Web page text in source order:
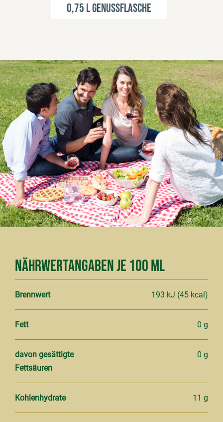
0,75 l Genussflasche
Nährwertangaben je 100 ml
Brennwert 193 kJ (45 kcal)
Fett 0 g
davon gesättigte
Fettsäuren
0 g
Kohlenhydrate 11 g